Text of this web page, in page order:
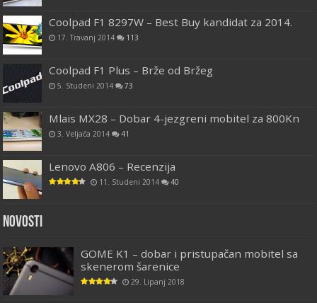
Coolpad F1 8297W – Best Buy kandidat za 2014.
17. Travanj 2014 113
Coolpad F1 Plus – Brže od Bržeg
5. Studeni 2014 73
Mlais MX28 – Dobar 4-jezgreni mobitel za 800Kn
3. Veljača 2014 41
Lenovo A806 – Recenzija
11. Studeni 2014 40
Novosti
GOME K1 – dobar i pristupačan mobitel sa
skenerom šarenice
29. Lipanj 2018